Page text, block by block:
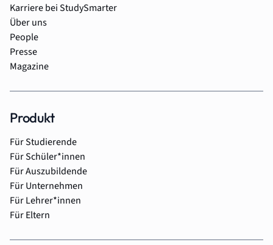
Karriere bei StudySmarter
Über uns
People
Presse
Magazine
Produkt
Für Studierende
Für Schüler*innen
Für Auszubildende
Für Unternehmen
Für Lehrer*innen
Für Eltern